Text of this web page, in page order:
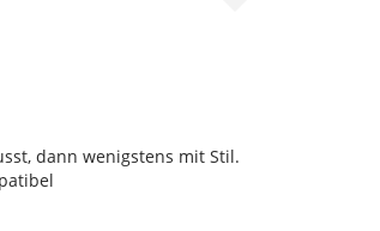
dann wenigstens mit Stil.